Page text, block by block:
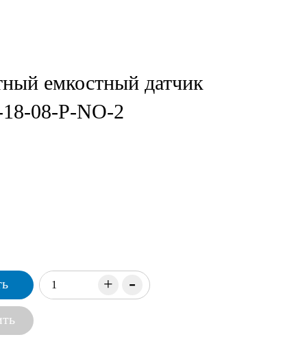
емкостный датчик
08-P-NO-2
+ -